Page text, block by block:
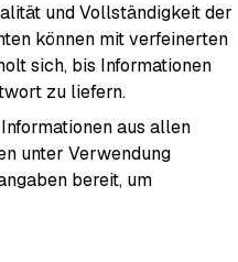
und Vollständigkeit der
können mit verfeinerten
sich, bis Informationen
zu liefern.
aus allen
unter Verwendung
bereit, um